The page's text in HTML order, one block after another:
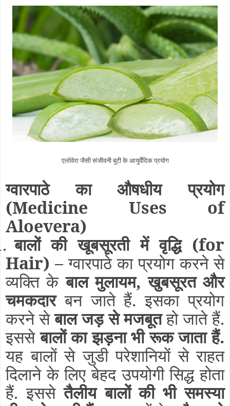
एलोवेरा जैसी संजीवनी बूटी के आयुर्वेदिक प्रयोग
ग्वारपाठे का औषधीय प्रयोग
(Medicine Uses of
Aloevera)
बालों की खूबसूरती में वृद्धि (for
Hair)–ग्वारपाठे का प्रयोग करने से
व्यक्ति केबाल मुलायम, खुबसूरत और
चमकदारबन जाते हैं. इसका प्रयोग
करने सेबाल जड़ से मजबूतहो जाते हैं.
इससेबालों का झड़ना भी रूक जाता हैं.
यह बालों से जुडी परेशानियों से राहत
दिलाने के लिए बेहद उपयोगी सिद्ध होता
हैं. इससेतैलीय बालों की भी समस्या